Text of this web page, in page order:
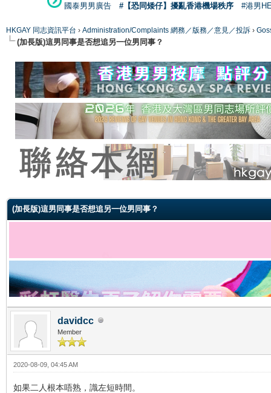
國泰男男廣告
#【恐同矮仔】擾亂香港機場秩序 #港男
HKGAY 同志資訊平台 › Administration/Complaints 網務／版務／意見／投訴 ›
(加長版)這男同事是否想追另一位男同事？
(加長版)這男同事是否想追另一位男同事？
davidcc
Member
2020-08-09, 04:45 AM
如果二人根本唔熟，識左短時間。